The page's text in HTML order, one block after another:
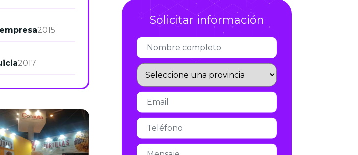
Madrid 2026 2 -
2026 2 -
de noviembre
VER MÁS
Infórmate
2015
2017
Solicitar información